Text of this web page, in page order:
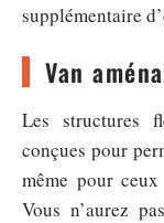
supplémentaire
Van
Les structures
conçues pour
même pour
Vous n’aurez